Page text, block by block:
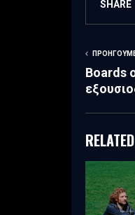
SHARE
Boards